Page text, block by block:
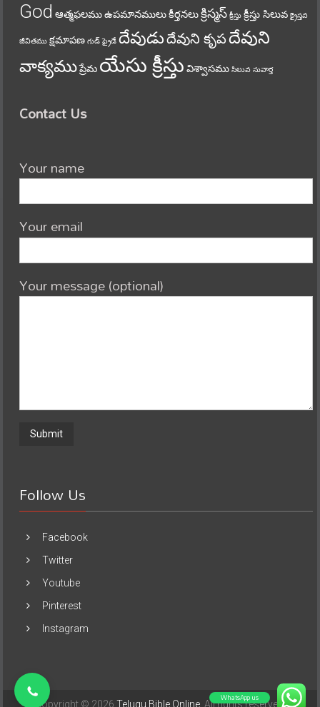
God ఆత్మఫలముఉపమానములుకీర్తనలుక్రిస్మస్ క్రీస్తు క్రీస్తు సిలువ క్రైస్తవ
జీవితము క్షమాపణ గుడ్ ఫ్రైడే దేవుడుదేవుని కృపదేవుని
వాక్యముప్రేమ యేసు క్రీస్తు విశ్వాసము సిలువ సువార్త
Contact Us
Your name
Your email
Your message (optional)
Follow Us
Facebook
Twitter
Youtube
Pinterest
Instagram
Copyright © 2026 Telugu Bible Online. All rights reserved.
WhatsApp us